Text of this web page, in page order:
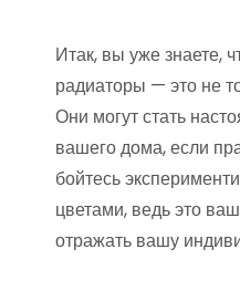
Итак, вы уже знаете,
радиаторы — это не
Они могут стать
вашего дома, если
бойтесь
цветами, ведь это
отражать вашу